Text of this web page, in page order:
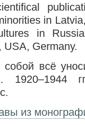
in
in
Germany.
собой всё
1920–1944
из